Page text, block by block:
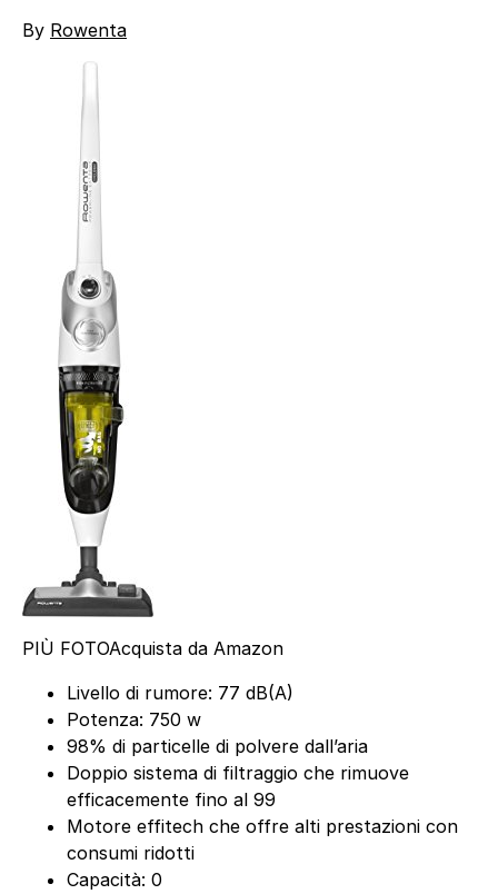
By Rowenta
PIÙ FOTOAcquista da Amazon
Livello di rumore: 77 dB(A)
Potenza: 750 w
98% di particelle di polvere dall’aria
Doppio sistema di filtraggio che rimuove
efficacemente fino al 99
Motore effitech che offre alti prestazioni con
consumi ridotti
Capacità: 0